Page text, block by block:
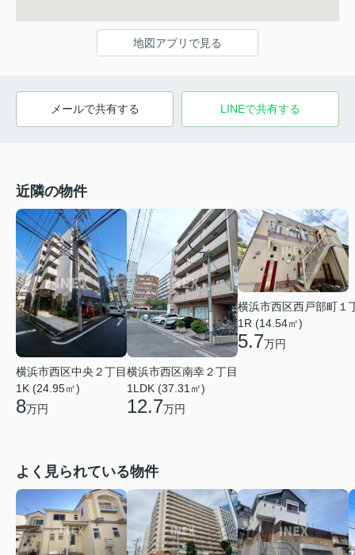
地図アプリで見る
メールで共有する LINEで共有する
近隣の物件
横浜市西区中央２丁目
1K (24.95㎡)
8万円
横浜市西区南幸２丁目
1LDK (37.31㎡)
12.7万円
横浜市西区西戸部町１
1R (14.54㎡)
5.7万円
よく見られている物件